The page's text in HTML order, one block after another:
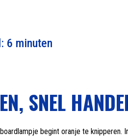
6 minuten
SNEL
begint oranje te knipperen.